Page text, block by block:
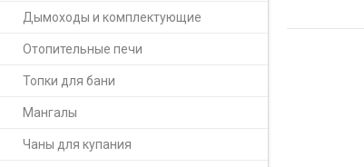
Дымоходы и комплектующие
Отопительные печи
Топки для бани
Мангалы
Чаны для купания